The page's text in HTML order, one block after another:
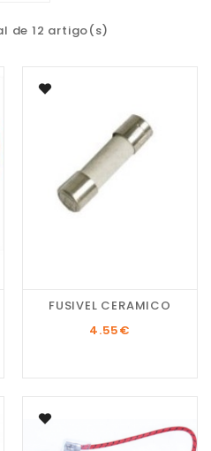
de 12 artigo(s)
FUSIVEL CERAMICO
4.55€